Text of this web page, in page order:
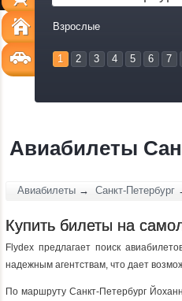
Взрослые
1 2 3 4 5 6 7
Авиабилеты
Авиабилеты → Санкт-Петербург
Купить билеты на
Flydex предлагает поиск
надежным агентствам, что дает
По маршруту Санкт-Петербург